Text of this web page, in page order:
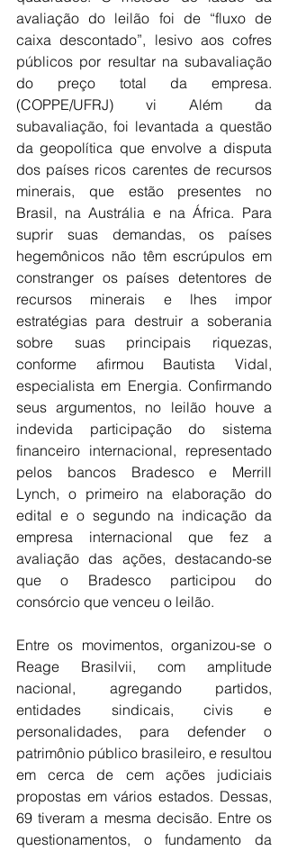
avaliação do leilão foi de “fluxo de
caixa descontado”, lesivo aos cofres
públicos por resultar na subavaliação
do preço total da empresa.
(COPPE/UFRJ) vi Além da
subavaliação, foi levantada a questão
da geopolítica que envolve a disputa
dos países ricos carentes de recursos
minerais, que estão presentes no
Brasil, na Austrália e na África. Para
suprir suas demandas, os países
hegemônicos não têm escrúpulos em
constranger os países detentores de
recursos minerais e lhes impor
estratégias para destruir a soberania
sobre suas principais riquezas,
conforme afirmou Bautista Vidal,
especialista em Energia. Confirmando
seus argumentos, no leilão houve a
indevida participação do sistema
financeiro internacional, representado
pelos bancos Bradesco e Merrill
Lynch, o primeiro na elaboração do
edital e o segundo na indicação da
empresa internacional que fez a
avaliação das ações, destacando-se
que o Bradesco participou do
consórcio que venceu o leilão.
Entre os movimentos, organizou-se o
Reage Brasilvii, com amplitude
nacional, agregando partidos,
entidades sindicais, civis e
personalidades, para defender o
patrimônio público brasileiro, e resultou
em cerca de cem ações judiciais
propostas em vários estados. Dessas,
69 tiveram a mesma decisão. Entre os
questionamentos, o fundamento da